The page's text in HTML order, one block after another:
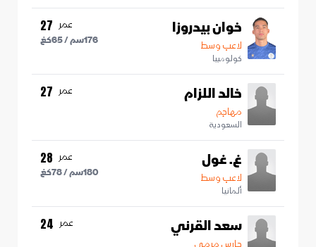
خوان بيدروزا
لاعب وسط
كولومبيا
عمر 27
176سم /65كغ
خالد اللزام
مهاجم
السعودية
عمر 27
غ. غول
لاعب وسط
ألمانيا
عمر 28
180سم /78كغ
سعد القرني
حارس مرمى
عمر 24